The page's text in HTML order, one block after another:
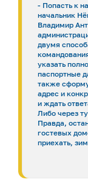
- Попасть к
начальник
Владимир
двумя
указать
паспортные
также
адрес и
и ждать
Либо через
Правда,
гостевых
приехать,